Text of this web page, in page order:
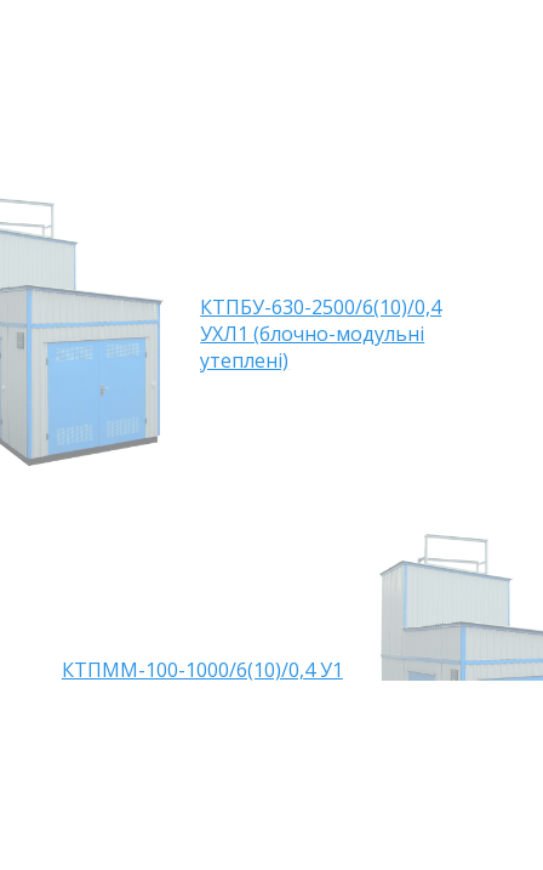
КТПБУ-630-2500/6(10)/0,4
УХЛ1 (блочно-модульні
утеплені)
КТПММ-100-1000/6(10)/0,4 У1